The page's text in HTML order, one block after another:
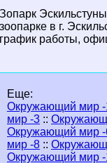
Зопарк
зоопарке в г.
график работы,
Еще:
Окружающий мир -
мир -3 ::
Окружающий мир
мир -8 ::
Окружающий мир -